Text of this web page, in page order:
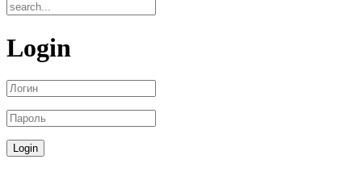
Login